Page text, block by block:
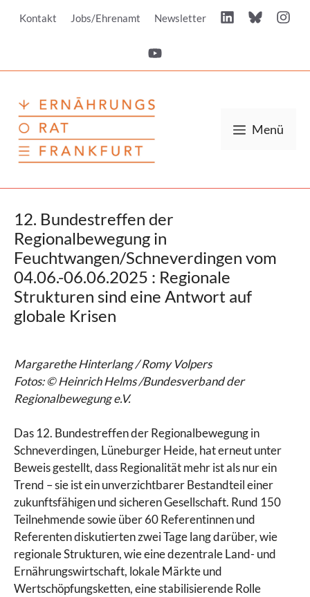
InhaltKontakt Jobs/Ehrenamt Newsletter
Menü
12. Bundestreffen der
Regionalbewegung in
Feuchtwangen/Schneverdingen vom
04.06.-06.06.2025 : Regionale
Strukturen sind eine Antwort auf
globale Krisen
Margarethe Hinterlang / Romy Volpers
Fotos: © Heinrich Helms /Bundesverband der
Regionalbewegung e.V.
Das 12. Bundestreffen der Regionalbewegung in
Schneverdingen, Lüneburger Heide, hat erneut unter
Beweis gestellt, dass Regionalität mehr ist als nur ein
Trend – sie ist ein unverzichtbarer Bestandteil einer
zukunftsfähigen und sicheren Gesellschaft. Rund 150
Teilnehmende sowie über 60 Referentinnen und
Referenten diskutierten zwei Tage lang darüber, wie
regionale Strukturen, wie eine dezentrale Land- und
Ernährungswirtschaft, lokale Märkte und
Wertschöpfungsketten, eine stabilisierende Rolle